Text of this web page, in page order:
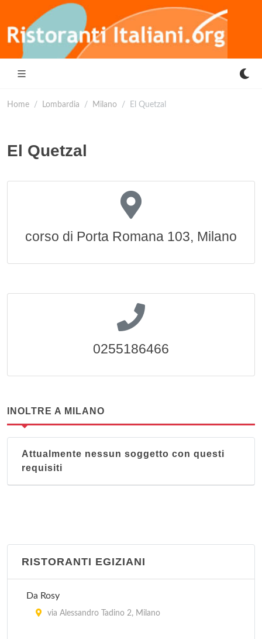
Home Lombardia Milano El Quetzal
El Quetzal
corso di Porta Romana 103, Milano
0255186466
INOLTRE A MILANO
Attualmente nessun soggetto con questi
requisiti
RISTORANTI EGIZIANI
Da Rosy
via Alessandro Tadino 2, Milano